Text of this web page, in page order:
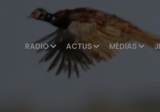
RADIO ACTUS MÉDIAS